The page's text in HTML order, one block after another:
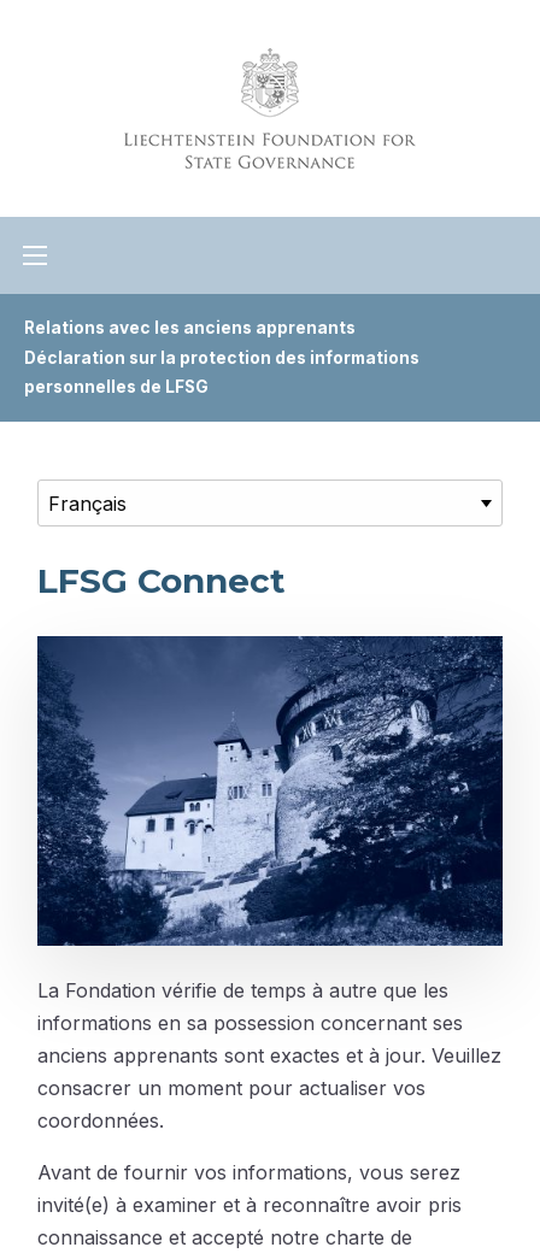
Relations avec les anciens apprenants
Déclaration sur la protection des informations
personnelles de LFSG
LFSG Connect
La Fondation vérifie de temps à autre que les
informations en sa possession concernant ses
anciens apprenants sont exactes et à jour. Veuillez
consacrer un moment pour actualiser vos
coordonnées.
Avant de fournir vos informations, vous serez
invité(e) à examiner et à reconnaître avoir pris
connaissance et accepté notre charte de